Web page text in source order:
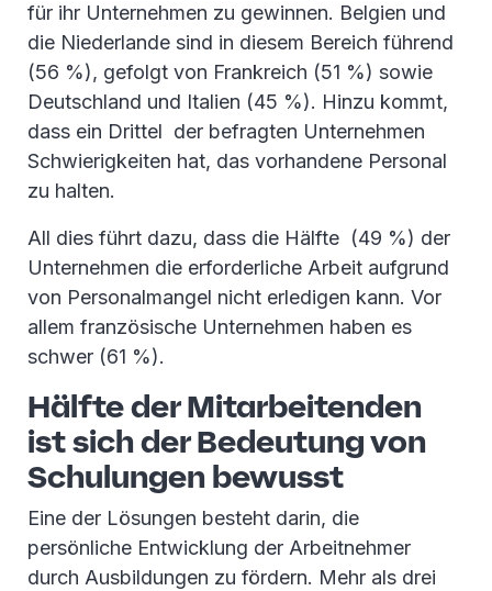
für ihr Unternehmen zu gewinnen. Belgien und
die Niederlande sind in diesem Bereich führend
(56 %), gefolgt von Frankreich (51 %) sowie
Deutschland und Italien (45 %). Hinzu kommt,
dass ein Drittel der befragten Unternehmen
Schwierigkeiten hat, das vorhandene Personal
zu halten.
All dies führt dazu, dass die Hälfte (49 %) der
Unternehmen die erforderliche Arbeit aufgrund
von Personalmangel nicht erledigen kann. Vor
allem französische Unternehmen haben es
schwer (61 %).
Hälfte der Mitarbeitenden
ist sich der Bedeutung von
Schulungen bewusst
Eine der Lösungen besteht darin, die
persönliche Entwicklung der Arbeitnehmer
durch Ausbildungen zu fördern. Mehr als drei